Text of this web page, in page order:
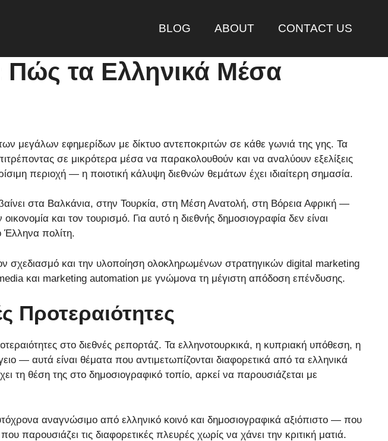
BLOG ABOUT CONTACT US
Πώς τα Ελληνικά Μέσα
μεγάλων εφημερίδων με δίκτυο αντεποκριτών σε κάθε γωνιά της γης. Τα
σε μικρότερα μέσα να παρακολουθούν και να αναλύουν εξελίξεις
περιοχή — η ποιοτική κάλυψη διεθνών θεμάτων έχει ιδιαίτερη σημασία.
στα Βαλκάνια, στην Τουρκία, στη Μέση Ανατολή, στη Βόρεια Αφρική —
και τον τουρισμό. Για αυτό η διεθνής δημοσιογραφία δεν είναι
Έλληνα πολίτη.
σχεδιασμό και την υλοποίηση ολοκληρωμένων στρατηγικών digital marketing
και marketing automation με γνώμονα τη μέγιστη απόδοση επένδυσης.
Προτεραιότητες
στο διεθνές ρεπορτάζ. Τα ελληνοτουρκικά, η κυπριακή υπόθεση, η
— αυτά είναι θέματα που αντιμετωπίζονται διαφορετικά από τα ελληνικά
τη θέση της στο δημοσιογραφικό τοπίο, αρκεί να παρουσιάζεται με
αναγνώσιμο από ελληνικό κοινό και δημοσιογραφικά αξιόπιστο — που
τις διαφορετικές πλευρές χωρίς να χάνει την κριτική ματιά.